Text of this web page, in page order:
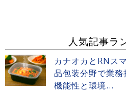
人気記事ラ
カナオカとRNス
品包装分野で業
機能性と環境...